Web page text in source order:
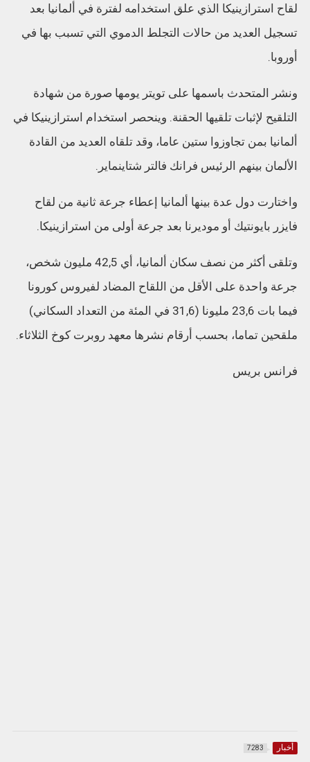
لقاح استرازينيكا الذي علق استخدامه لفترة في ألمانيا بعد
تسجيل العديد من حالات التجلط الدموي التي تسبب بها في
أوروبا.
ونشر المتحدث باسمها على تويتر يومها صورة من شهادة
التلقيح لإثبات تلقيها الحقنة. وينحصر استخدام استرازينيكا في
ألمانيا بمن تجاوزوا ستين عاما، وقد تلقاه العديد من القادة
الألمان بينهم الرئيس فرانك فالتر شتاينماير.
واختارت دول عدة بينها ألمانيا إعطاء جرعة ثانية من لقاح
فايزر بايونتيك أو موديرنا بعد جرعة أولى من استرازينيكا.
وتلقى أكثر من نصف سكان ألمانيا، أي 42,5 مليون شخص،
جرعة واحدة على الأقل من اللقاح المضاد لفيروس كورونا
فيما بات 23,6 مليونا (31,6 في المئة من التعداد السكاني)
ملقحين تماما، بحسب أرقام نشرها معهد روبرت كوخ الثلاثاء.
فرانس بريس
أخبار 7283